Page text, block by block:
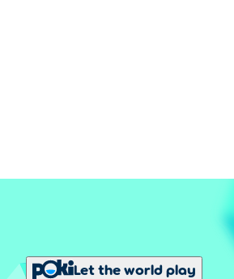
Let the world play